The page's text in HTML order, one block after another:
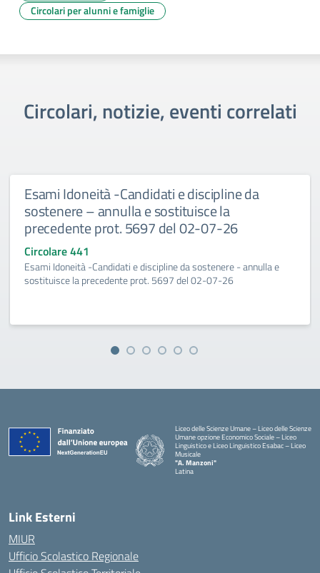
Circolari per alunni e famiglie
Circolari, notizie, eventi correlati
Esami Idoneità -Candidati e discipline da
sostenere – annulla e sostituisce la
precedente prot. 5697 del 02-07-26
Circolare 441
Esami Idoneità -Candidati e discipline da sostenere - annulla e
sostituisce la precedente prot. 5697 del 02-07-26
Liceo delle Scienze Umane – Liceo delle Scienze
Umane opzione Economico Sociale – Liceo
Linguistico e Liceo Linguistico Esabac – Liceo
Musicale
"A. Manzoni"
Latina
Link Esterni
MIUR
Ufficio Scolastico Regionale